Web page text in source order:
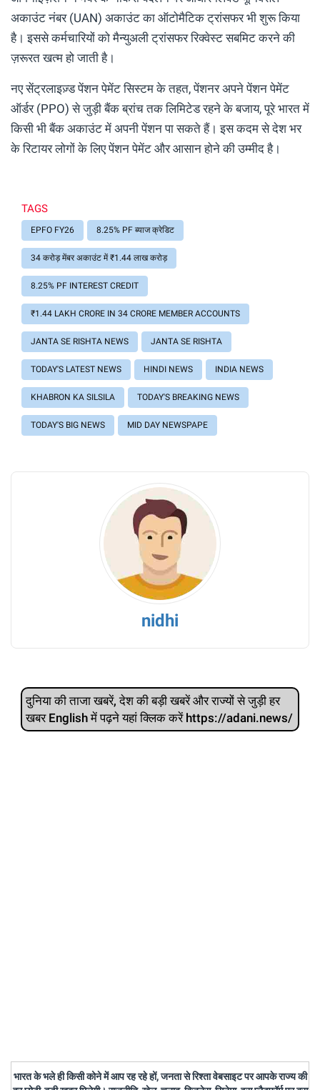
अकाउंट नंबर (UAN) अकाउंट का ऑटोमैटिक ट्रांसफर भी शुरू किया
है। इससे कर्मचारियों को मैन्युअली ट्रांसफर रिक्वेस्ट सबमिट करने की
ज़रूरत खत्म हो जाती है।
नए सेंट्रलाइज़्ड पेंशन पेमेंट सिस्टम के तहत, पेंशनर अपने पेंशन पेमेंट
ऑर्डर (PPO) से जुड़ी बैंक ब्रांच तक लिमिटेड रहने के बजाय, पूरे भारत में
किसी भी बैंक अकाउंट में अपनी पेंशन पा सकते हैं। इस कदम से देश भर
के रिटायर लोगों के लिए पेंशन पेमेंट और आसान होने की उम्मीद है।
TAGS
EPFO FY26 8.25% PF ब्याज क्रेडिट
34 करोड़ मेंबर अकाउंट में ₹1.44 लाख करोड़
8.25% PF INTEREST CREDIT
₹1.44 LAKH CRORE IN 34 CRORE MEMBER ACCOUNTS
JANTA SE RISHTA NEWS JANTA SE RISHTA
TODAY'S LATEST NEWS HINDI NEWS INDIA NEWS
KHABRON KA SILSILA TODAY'S BREAKING NEWS
TODAY'S BIG NEWS MID DAY NEWSPAPE
nidhi
दुनिया की ताजा खबरें, देश की बड़ी खबरें और राज्‍यों से जुड़ी हर
खबर English में पढ़ने यहां क्लिक करें https://adani.news/
भारत के भले ही किसी कोने में आप रह रहे हों, जनता से रिश्ता वेबसाइट पर आपके राज्य की